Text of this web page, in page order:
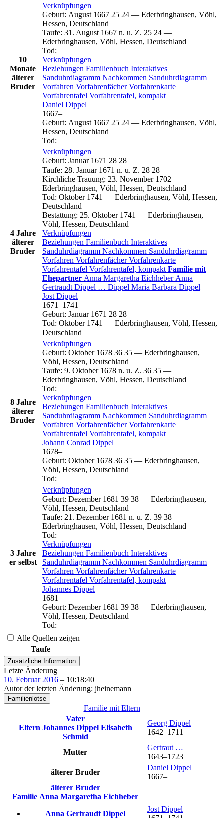
10
Monate
älterer
Bruder
Verknüpfungen
Geburt: August 1667 25 24 — Ederbringhausen, Vöhl,
Hessen, Deutschland
Taufe: 31. August 1667 n. u. Z. 25 24 —
Ederbringhausen, Vöhl, Hessen, Deutschland
Tod:
Verknüpfungen
Beziehungen Familienbuch Interaktives
Sanduhrdiagramm Nachkommen Sanduhrdiagramm
Vorfahren VorfahrenfächerVorfahrenkarte
Vorfahrentafel Vorfahrentafel, kompakt
Daniel Dippel
1667–
Geburt: August 1667 25 24 — Ederbringhausen, Vöhl,
Hessen, Deutschland
Tod:
4 Jahre
älterer
Bruder
Verknüpfungen
Geburt: Januar 1671 28 28
Taufe: 28. Januar 1671 n. u. Z. 28 28
Kirchliche Trauung: 23. November 1702 —
Ederbringhausen, Vöhl, Hessen, Deutschland
Tod: Oktober 1741 — Ederbringhausen, Vöhl, Hessen,
Deutschland
Bestattung: 25. Oktober 1741 — Ederbringhausen,
Vöhl, Hessen, Deutschland
Verknüpfungen
Beziehungen Familienbuch Interaktives
Sanduhrdiagramm Nachkommen Sanduhrdiagramm
Vorfahren VorfahrenfächerVorfahrenkarte
Vorfahrentafel Vorfahrentafel, kompakt Familie mit
Ehepartner Anna Margaretha Eichheber Anna
Gertraudt Dippel … Dippel Maria Barbara Dippel
Jost Dippel
1671–1741
Geburt: Januar 1671 28 28
Tod: Oktober 1741 — Ederbringhausen, Vöhl, Hessen,
Deutschland
8 Jahre
älterer
Bruder
Verknüpfungen
Geburt: Oktober 1678 36 35 — Ederbringhausen,
Vöhl, Hessen, Deutschland
Taufe: 9. Oktober 1678 n. u. Z. 36 35 —
Ederbringhausen, Vöhl, Hessen, Deutschland
Tod:
Verknüpfungen
Beziehungen Familienbuch Interaktives
Sanduhrdiagramm Nachkommen Sanduhrdiagramm
Vorfahren VorfahrenfächerVorfahrenkarte
Vorfahrentafel Vorfahrentafel, kompakt
Johann Conrad Dippel
1678–
Geburt: Oktober 1678 36 35 — Ederbringhausen,
Vöhl, Hessen, Deutschland
Tod:
3 Jahre
er selbst
Verknüpfungen
Geburt: Dezember 1681 39 38 — Ederbringhausen,
Vöhl, Hessen, Deutschland
Taufe: 21. Dezember 1681 n. u. Z. 39 38 —
Ederbringhausen, Vöhl, Hessen, Deutschland
Tod:
Verknüpfungen
Beziehungen Familienbuch Interaktives
Sanduhrdiagramm Nachkommen Sanduhrdiagramm
Vorfahren VorfahrenfächerVorfahrenkarte
Vorfahrentafel Vorfahrentafel, kompakt
Johannes Dippel
1681–
Geburt: Dezember 1681 39 38 — Ederbringhausen,
Vöhl, Hessen, Deutschland
Tod:
Alle Quellen zeigen
Taufe
Zusätzliche Information
Letzte Änderung
10. Februar 2016 – 10:18:40
Autor der letzten Änderung: jheinemann
Familienlotse
Familie mit Eltern
Vater
Eltern Johannes Dippel Elisabeth
Schmid
Georg Dippel
1642–1711
Mutter
Gertraut …
1643–1723
älterer Bruder
Daniel Dippel
1667–
älterer Bruder
Familie Anna Margaretha Eichheber
Anna Gertraudt Dippel
Jost Dippel